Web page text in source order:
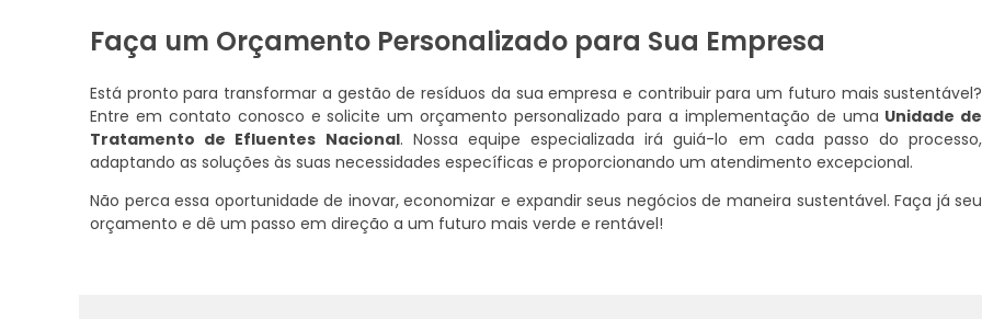
Faça um Orçamento Personalizado para Sua Empresa
Está pronto para transformar a gestão de resíduos da sua empresa e contribuir para um futuro mais sustentável?
Entre em contato conosco e solicite um orçamento personalizado para a implementação de uma Unidade de
Tratamento de Efluentes Nacional. Nossa equipe especializada irá guiá-lo em cada passo do processo,
adaptando as soluções às suas necessidades específicas e proporcionando um atendimento excepcional.
Não perca essa oportunidade de inovar, economizar e expandir seus negócios de maneira sustentável. Faça já seu
orçamento e dê um passo em direção a um futuro mais verde e rentável!